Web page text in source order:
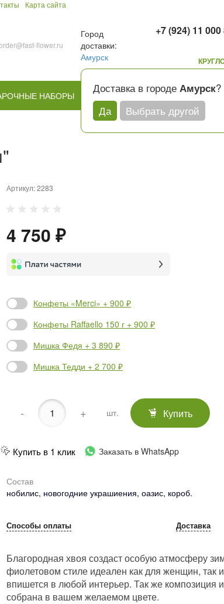
Карта сайта
flower.ru
Город
доставки:
Амурск
Доставка в городе Амурск?
Да
Выбрать другой
+7 (924) 11 000
НАБОРЫ КОМУ ПОВОД
Артикул:2283
4 750 ₽
Конфеты «Merci» + 900 ₽
Конфеты Raffaello 150 г + 900 ₽
Мишка Федя + 3 890 ₽
Мишка Тедди + 2 700 ₽
- + шт. Купить
Купить в 1 клик Заказать в WhatsApp
Состав
нобилис, новогодние украшиения, оазис, короб.
Способы оплаты Доставка
Благородная хвоя создаст особую атмосферу
фиолетовом стиле идеален как для женщин, так
впишется в любой интерьер. Так же композиция
собрана в вашем желаемом цвете.